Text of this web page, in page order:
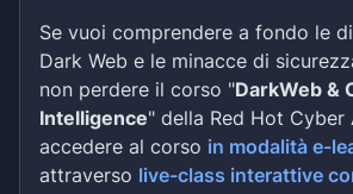
Se vuoi comprendere a fondo le
Dark Web e le minacce di
non perdere il corso "DarkWeb &
Intelligence" della Red Hot Cyber
accedere al corso in modalità e-
attraverso live-class interattive